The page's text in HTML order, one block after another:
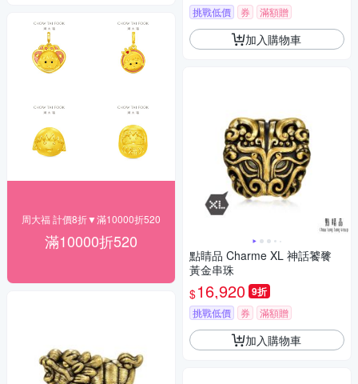
周大福 計價8折▼滿10000折520
滿10000折520
挑戰低價 券 滿額贈
加入購物車
點睛品 Charme XL 神話饕餮
黃金串珠
$16,920 9折
挑戰低價 券 滿額贈
加入購物車